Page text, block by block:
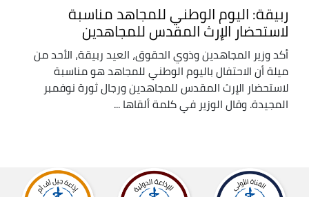
ربيقة: اليوم الوطني للمجاهد مناسبة
لاستحضار الإرث المقدس للمجاهدين
أكد وزير المجاهدين وذوي الحقوق، العيد ربيقة، الأحد من
ميلة أن الاحتفال باليوم الوطني للمجاهد هو مناسبة
لاستحضار الإرث المقدس للمجاهدين ورجال ثورة نوفمبر
المجيدة. وقال الوزير في كلمة ألقاها ...